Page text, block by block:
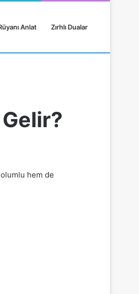
Anlat Zırhlı Dualar
hem de